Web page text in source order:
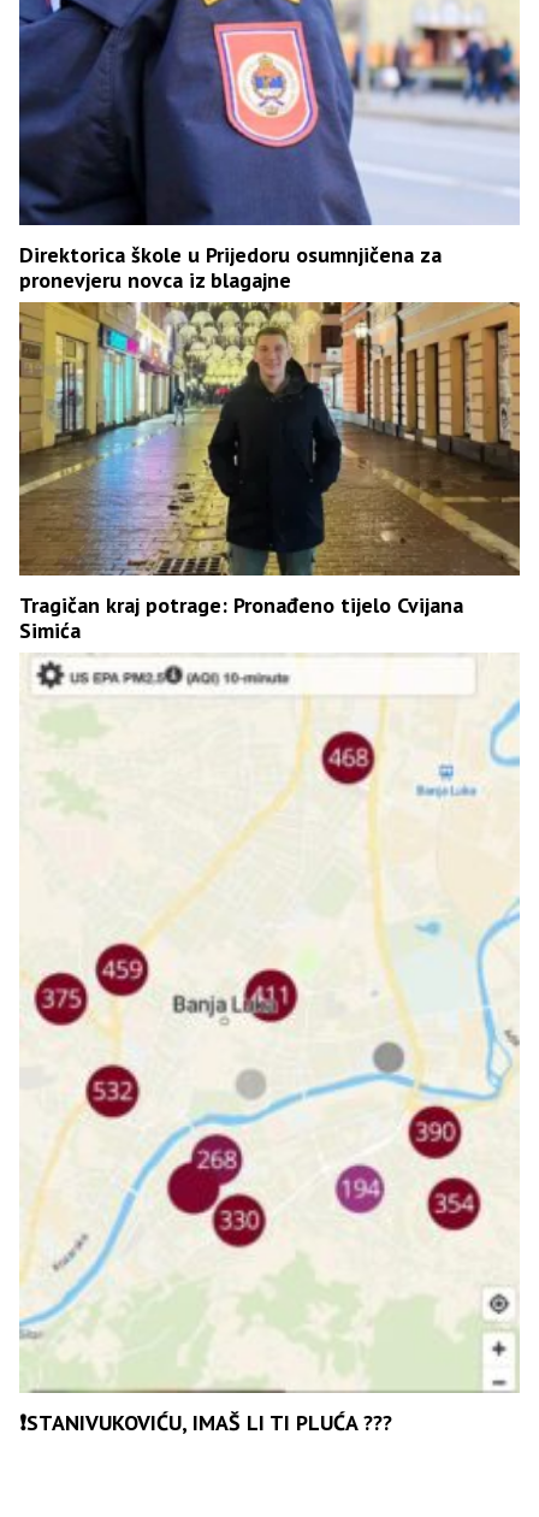
Direktorica škole u Prijedoru osumnjičena za
pronevjeru novca iz blagajne
Tragičan kraj potrage: Pronađeno tijelo Cvijana
Simića
❗️STANIVUKOVIĆU, IMAŠ LI TI PLUĆA ???